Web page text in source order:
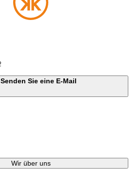
Senden Sie eine E-Mail
Wir über uns